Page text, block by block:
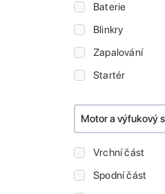
Baterie
Blinkry
Zapalování
Startér
Motor a výfukový
Vrchní část
Spodní část